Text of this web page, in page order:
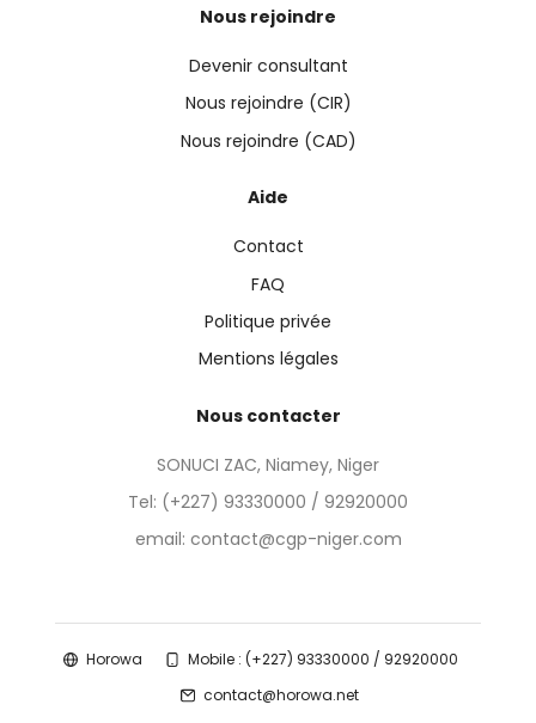
Nous rejoindre
Devenir consultant
Nous rejoindre (CIR)
Nous rejoindre (CAD)
Aide
Contact
FAQ
Politique privée
Mentions légales
Nous contacter
SONUCI ZAC, Niamey, Niger
Tel: (+227) 93330000 / 92920000
email: contact@cgp-niger.com
Horowa
Mobile : (+227) 93330000 / 92920000
contact@horowa.net